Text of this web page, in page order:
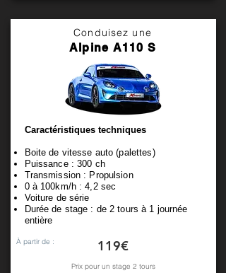
Conduisez une
Alpine A110 S
Caractéristiques techniques
Boite de vitesse auto (palettes)
Puissance : 300 ch
Transmission : Propulsion
0 à 100km/h : 4,2 sec
Voiture de série
Durée de stage : de 2 tours à 1 journée
entière
À partir de : 119€
Prix pour un stage 2 tours